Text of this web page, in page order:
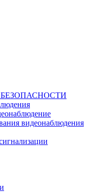
видеонаблюдения